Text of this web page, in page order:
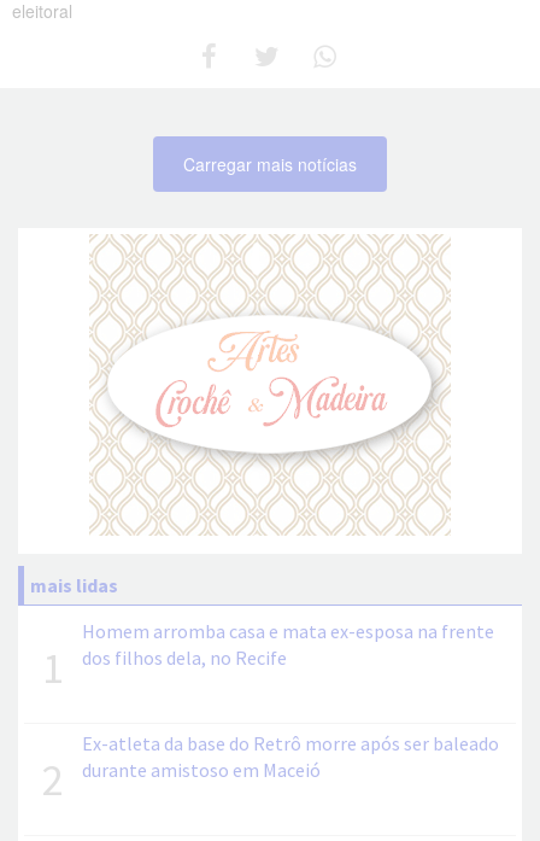
eleitoral
Carregar mais notícias
mais lidas
1
Homem arromba casa e mata ex-esposa na frente
dos filhos dela, no Recife
2
Ex-atleta da base do Retrô morre após ser baleado
durante amistoso em Maceió